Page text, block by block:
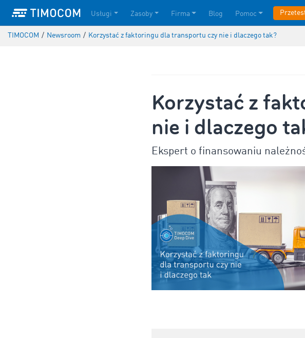
Usługi Zasoby Firma Blog Pomoc
TIMOCOM / Newsroom / Korzystać z faktoringu dla transportu czy nie i dlaczego tak?
Korzystać z
nie i dlaczego
Ekspert o finansowaniu